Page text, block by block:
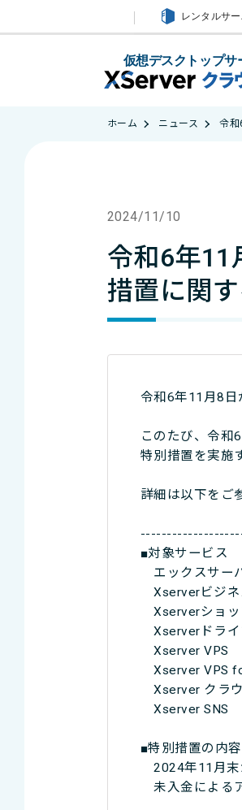
レンタルサ
仮想デスクトップサ
ホーム ニュース 令和
2024/11/10
令和6年11
措置に関
令和6年11月8日
このたび、令和
特別措置を実施
詳細は以下をご
■対象サービス
エックスサー
Xserverビジネ
Xserverショッ
Xserverドライ
Xserver VPS
Xserver VPS
Xserver クラ
Xserver SNS
■特別措置の内容
2024年11月末
未入金による